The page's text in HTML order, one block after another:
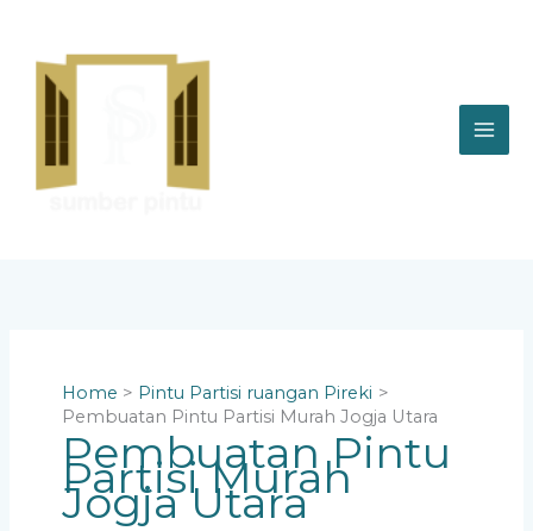
content
Home
Pintu Partisi ruangan Pireki
Pembuatan Pintu Partisi Murah Jogja Utara
Pembuatan Pintu
Partisi Murah
Jogja Utara